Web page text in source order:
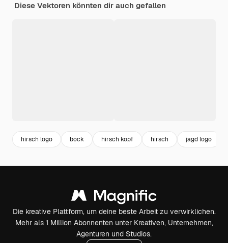
Diese Vektoren könnten dir auch gefallen
hirsch logo bock hirsch kopf hirsch jagd logo
Die kreative Plattform, um deine beste Arbeit zu verwirklichen.
Mehr als 1 Million Abonnenten unter Kreativen, Unternehmen,
Agenturen und Studios.